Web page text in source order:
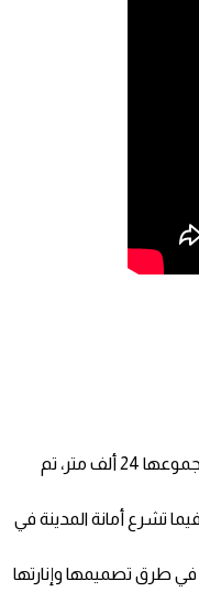
تجلت مظاهر الانتصار للبيئة والمشهد الحضري في إيجاد “ممشى في كل حيّ ” بالمدينة المنورة يصنع الحياة ويفتح ساحات رحبة للتريّض وتبلغ عدد مماشي المدينة 17 ممشى بأطوال يبلغ مجموعها 24 ألف متر، تم
صوب الاكتمال بنسب إنجاز عالية فيما تشرع أمانة المدينة في
عشر ممشى -على اختلاف أسمائها- في طرق تصميمها وإنارتها